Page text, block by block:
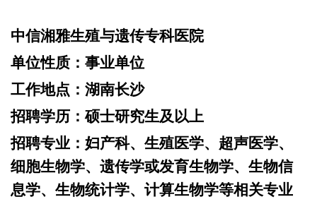
中信湘雅生殖与遗传专科医院
单位性质： 事业单位
工作地点： 湖南长沙
招聘学历：硕士研究生及以上
招聘专业： 妇产科、生殖医学、超声医学、
细胞生物学、遗传学或发育生物学、生物信
息学、生物统计学、计算生物学等相关专业